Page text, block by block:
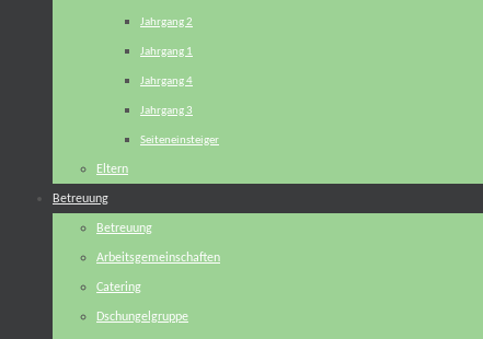
Jahrgang 2
Jahrgang 1
Jahrgang 4
Jahrgang 3
Seiteneinsteiger
Eltern
Betreuung
Betreuung
Arbeitsgemeinschaften
Catering
Dschungelgruppe